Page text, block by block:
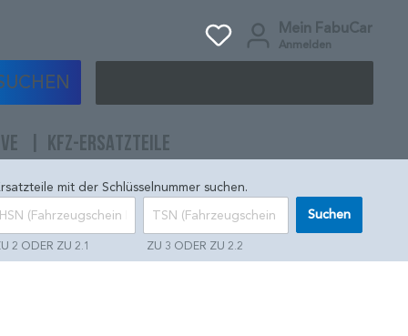
Mein FabuCar
Anmelden
KFZ-ERSATZTEILE
mit der Schlüsselnummer suchen.
2 ODER ZU 2.1 ZU 3 ODER ZU 2.2
Suchen